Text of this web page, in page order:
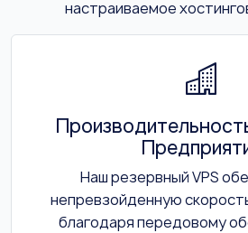
настраиваемое
Наш резервный VPS
непревзойденную
благодаря передовому